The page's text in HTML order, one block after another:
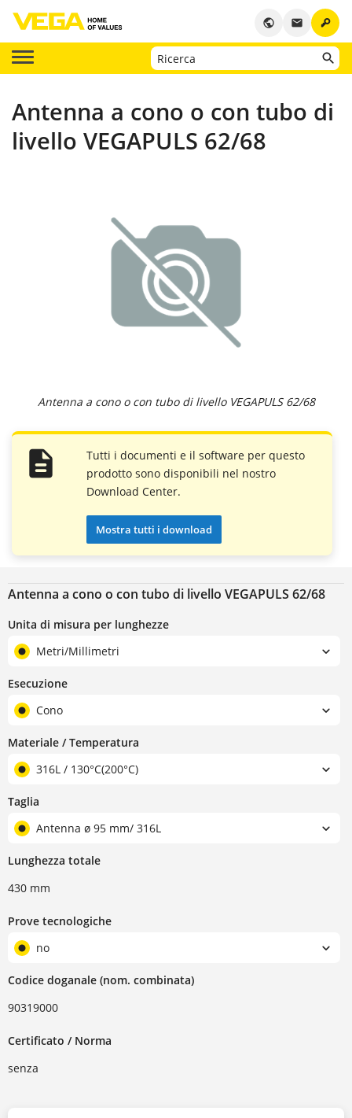
key
email
public
Antenna a cono o con tubo di
livello VEGAPULS 62/68
Antenna a cono o con tubo di livello VEGAPULS 62/68
Tutti i documenti e il software per questo
prodotto sono disponibili nel nostro
Download Center.
Mostra tutti i download
Antenna a cono o con tubo di livello VEGAPULS 62/68
Unita di misura per lunghezze
Metri/Millimetri
Esecuzione
Cono
Materiale / Temperatura
316L / 130°C(200°C)
Taglia
Antenna ø 95 mm/ 316L
Lunghezza totale
430 mm
Prove tecnologiche
no
Codice doganale (nom. combinata)
90319000
Certificato / Norma
senza